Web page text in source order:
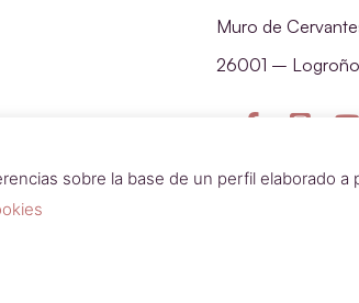
Muro de
26001 –
sobre la base de un perfil elaborado a